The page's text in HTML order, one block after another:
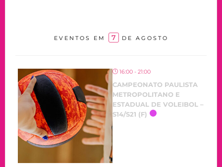
EVENTOS EM 7 DE AGOSTO
16:00 - 21:00
CAMPEONATO PAULISTA
METROPOLITANO E
ESTADUAL DE VOLEIBOL –
S14/S21 (F)